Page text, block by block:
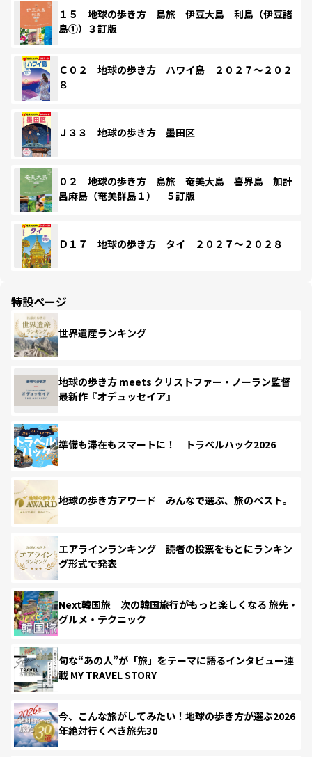
１５ 地球の歩き方 島旅 伊豆大島 利島（伊豆諸
島①）３訂版
Ｃ０２ 地球の歩き方 ハワイ島 ２０２７～２０２
８
Ｊ３３ 地球の歩き方 墨田区
０２ 地球の歩き方 島旅 奄美大島 喜界島 加計
呂麻島（奄美群島１） ５訂版
Ｄ１７ 地球の歩き方 タイ ２０２７～２０２８
特設ページ
世界遺産ランキング
地球の歩き方 meets クリストファー・ノーラン監督
最新作『オデュッセイア』
準備も滞在もスマートに！ トラベルハック2026
地球の歩き方アワード みんなで選ぶ、旅のベスト。
エアラインランキング 読者の投票をもとにランキン
グ形式で発表
Next韓国旅 次の韓国旅行がもっと楽しくなる 旅先・
グルメ・テクニック
旬な“あの人”が「旅」をテーマに語るインタビュー連
載 MY TRAVEL STORY
今、こんな旅がしてみたい！地球の歩き方が選ぶ2026
年絶対行くべき旅先30